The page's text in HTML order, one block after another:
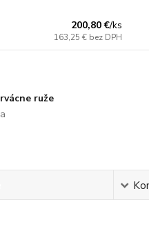
200,80 €/ks
163,25 € bez DPH
ruže